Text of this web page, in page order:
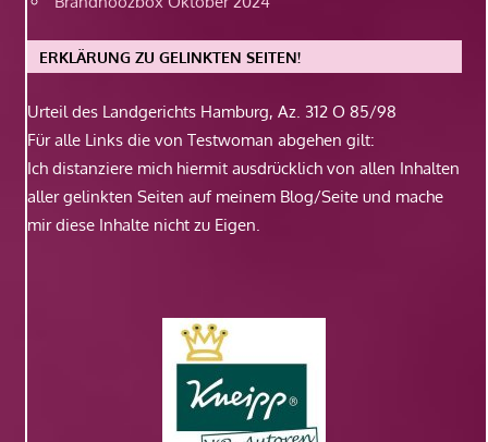
ERKLÄRUNG ZU GELINKTEN SEITEN!
Urteil des Landgerichts Hamburg, Az. 312 O 85/98
Für alle Links die von Testwoman abgehen gilt:
Ich distanziere mich hiermit ausdrücklich von allen Inhalten
aller gelinkten Seiten auf meinem Blog/Seite und mache
mir diese Inhalte nicht zu Eigen.